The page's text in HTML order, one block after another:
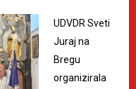
UDVDR Sveti
Juraj na
Bregu
organizirala